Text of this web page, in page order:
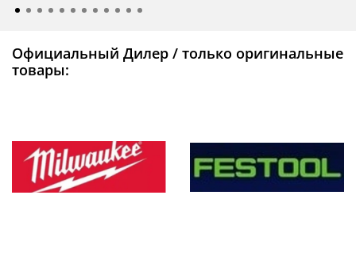
Официальный Дилер / только оригинальные
товары: